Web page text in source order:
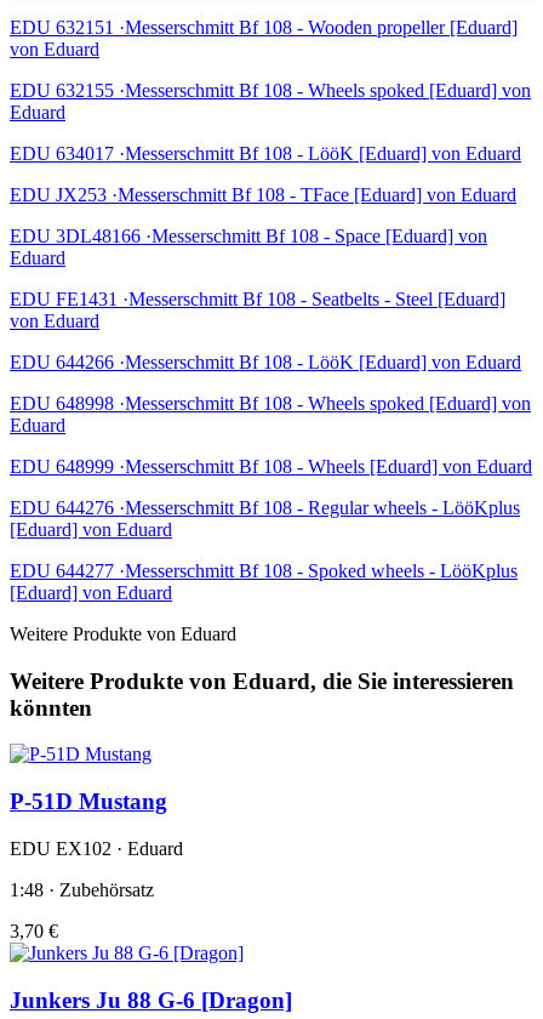
EDU 632151 ·Messerschmitt Bf 108 - Wooden propeller [Eduard]
von Eduard
EDU 632155 ·Messerschmitt Bf 108 - Wheels spoked [Eduard] von
Eduard
EDU 634017 ·Messerschmitt Bf 108 - LööK [Eduard] von Eduard
EDU JX253 ·Messerschmitt Bf 108 - TFace [Eduard] von Eduard
EDU 3DL48166 ·Messerschmitt Bf 108 - Space [Eduard] von
Eduard
EDU FE1431 ·Messerschmitt Bf 108 - Seatbelts - Steel [Eduard]
von Eduard
EDU 644266 ·Messerschmitt Bf 108 - LööK [Eduard] von Eduard
EDU 648998 ·Messerschmitt Bf 108 - Wheels spoked [Eduard] von
Eduard
EDU 648999 ·Messerschmitt Bf 108 - Wheels [Eduard] von Eduard
EDU 644276 ·Messerschmitt Bf 108 - Regular wheels - LööKplus
[Eduard] von Eduard
EDU 644277 ·Messerschmitt Bf 108 - Spoked wheels - LööKplus
[Eduard] von Eduard
Weitere Produkte von Eduard
Weitere Produkte von Eduard, die Sie interessieren
könnten
P-51D Mustang
EDU EX102 · Eduard
1:48 · Zubehörsatz
3,70 €
Junkers Ju 88 G-6 [Dragon]